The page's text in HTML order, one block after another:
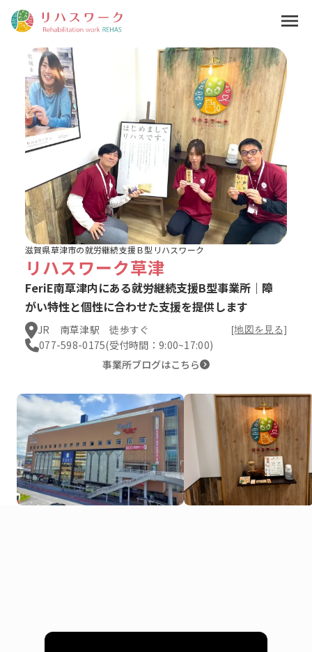
menu
リハスワーク草津
滋賀県草津市の就労継続支援Ｂ型リハスワーク
FeriE南草津内にある就労継続支援B型事業所｜障
がい特性と個性に合わせた支援を提供します
JR 南草津駅 徒歩すぐ [地図を見る]
077-598-0175(受付時間：9:00~17:00)
事業所ブログはこちら